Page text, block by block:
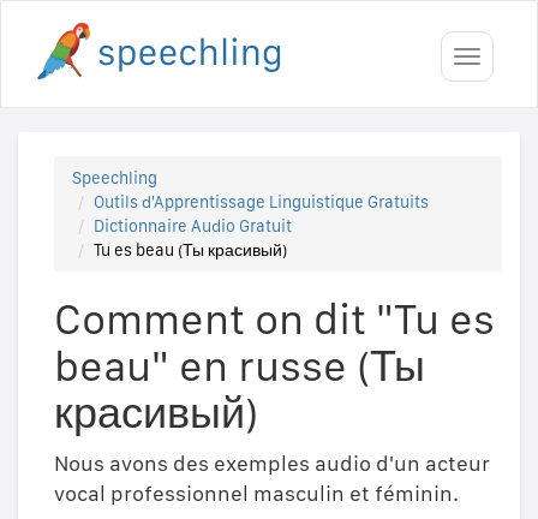
Toggle
Speechling
Outils d'Apprentissage Linguistique Gratuits
Dictionnaire Audio Gratuit
Tu es beau (Ты красивый)
Comment on dit "Tu es
beau" en russe (Ты
красивый)
Nous avons des exemples audio d'un acteur
vocal professionnel masculin et féminin.